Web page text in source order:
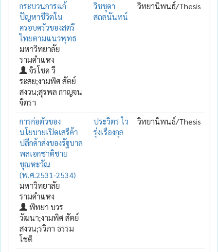
กระบวนการแก้
ปัญหาชีวิตใน
ครอบครัวของสตรี
ไทยตามแนวพุทธ
มหาวิทยาลัย
รามคำแหง
จิรโชค วี
ระสย;งามพิศ สัตย์
สงวน;สุรพล กาญจน
จิตรา
วิชชุดา
สถลนันทน์
วิทยานิพนธ์/Thesis
การก่อตัวของ
นโยบายเปิดเสรีค้า
ปลีกค้าส่งของรัฐบาล
พลเอกชาติชาย
ชุณหะวัณ
(พ.ศ.2531-2534)
มหาวิทยาลัย
รามคำแหง
พิทยา บวร
วัฒนา;งามพิศ สัตย์
สงวน;รวิภา ธรรม
โชติ
ประวิตร ไว
รุ่งเรืองกุล
วิทยานิพนธ์/Thesis